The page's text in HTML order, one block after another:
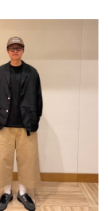
BLAZER西裝外
孔洞等，皆以功
求寬大的輪廓，
平衡。